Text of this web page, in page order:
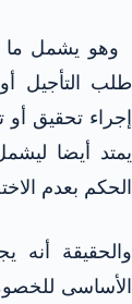
وهو يشمل ما
طلب التأجيل
إجراء تحقيق
يمتد أيضا
الحكم بعدم
والحقيقة أنه
الأساسى